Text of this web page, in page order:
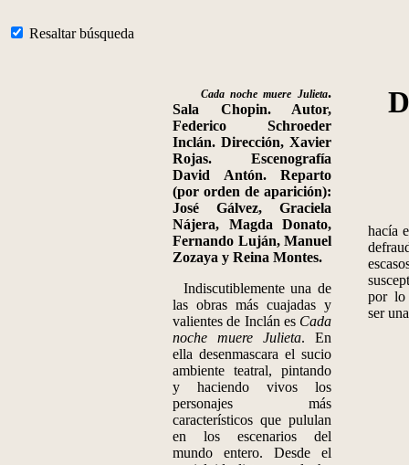
Resaltar búsqueda
Cada noche muere Julieta.
Sala Chopin. Autor,
Federico Schroeder
Inclán. Dirección, Xavier
Rojas. Escenografía
David Antón. Reparto
(por orden de aparición):
José Gálvez, Graciela
Nájera, Magda Donato,
Fernando Luján, Manuel
Zozaya y Reina Montes.
Indiscutiblemente una de
las obras más cuajadas y
valientes de Inclán es Cada
noche muere Julieta. En
ella desenmascara el sucio
ambiente teatral, pintando
y haciendo vivos los
personajes más
característicos que pululan
en los escenarios del
mundo entero. Desde el
hacía
por lo
ser